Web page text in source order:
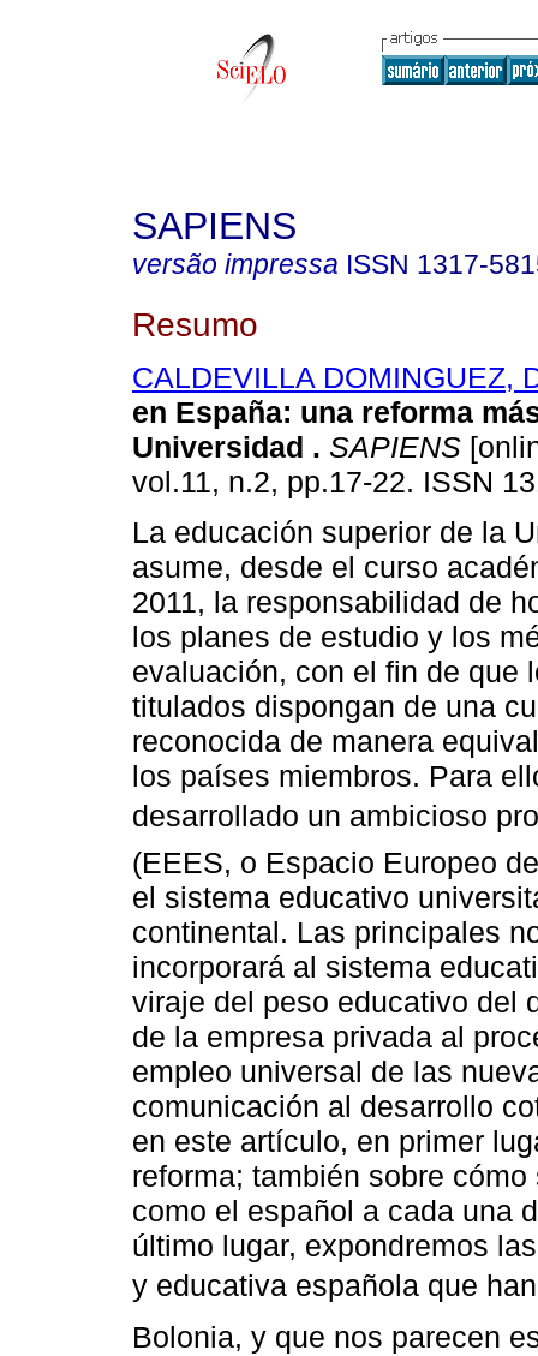
SAPIENS
versão impressa ISSN 1317-
Resumo
CALDEVILLA DOMINGUEZ,
en España: una reforma
Universidad . SAPIENS
vol.11, n.2, pp.17-22. ISSN
La educación superior de la
asume, desde el curso
2011, la responsabilidad de
los planes de estudio y los
evaluación, con el fin de que
titulados dispongan de una
reconocida de manera
los países miembros. Para
desarrollado un ambicioso
(EEES, o Espacio Europeo
el sistema educativo
continental. Las principales
incorporará al sistema
viraje del peso educativo del
de la empresa privada al
empleo universal de las
comunicación al desarrollo
en este artículo, en primer
reforma; también sobre
como el español a cada una
último lugar, expondremos
y educativa española que
Bolonia, y que nos parecen